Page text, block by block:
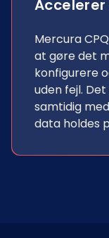
Accelerer
Mercura
at gøre det
konfigurere
uden fejl.
samtidig
data holdes